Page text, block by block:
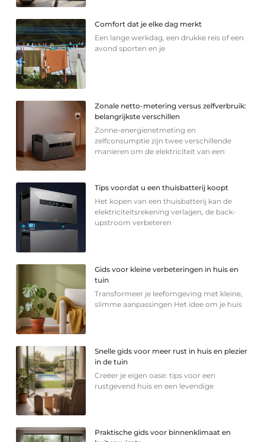
Comfort dat je elke dag merkt
Een lange werkdag, een drukke reis of een
avond sporten en je
Zonale netto-metering versus zelfverbruik:
belangrijkste verschillen
Zonne-energienetmeting en
zelfconsumptie zijn twee verschillende
manieren om de elektriciteit van een
Tips voordat u een thuisbatterij koopt
Het kopen van een thuisbatterij kan de
elektriciteitsrekening verlagen, de back-
upstroom verbeteren
Gids voor kleine verbeteringen in huis en
tuin
Transformeer je leefomgeving met kleine,
slimme aanpassingen Het idee om je huis
Snelle gids voor meer rust in huis en plezier
in de tuin
Creëer je eigen oase: tips voor een
rustgevend huis en een levendige
Praktische gids voor binnenklimaat en